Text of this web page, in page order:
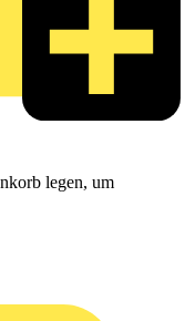
legen, um